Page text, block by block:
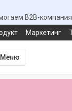
B2B-
Маркетинг
Меню